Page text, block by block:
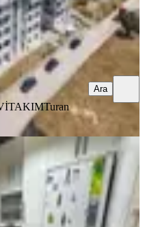
Turan
Ara
Hacı İlyas Mah.de
Bakımlı Kombili
Mahallesi
·08.08.2026